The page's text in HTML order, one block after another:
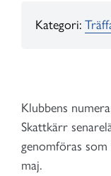
Kategori:
Klubbens
Skattkärr
genomföras
maj.